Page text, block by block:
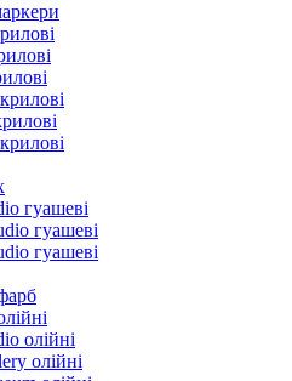
гуашеві
гуашеві
гуашеві
олійні
олійні